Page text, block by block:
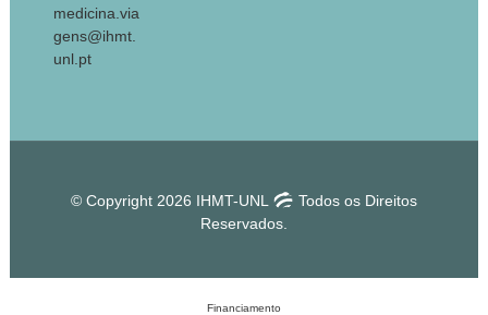
medicina.via
gens@ihmt.
unl.pt
© Copyright 2026 IHMT-UNL
Todos os Direitos
Reservados.
Financiamento